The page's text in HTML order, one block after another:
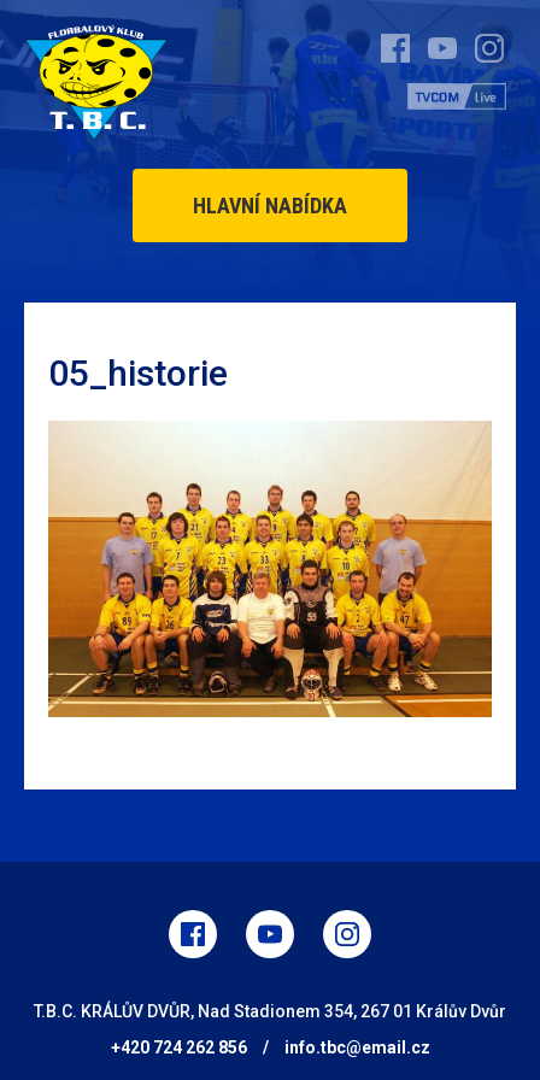
HLAVNÍ NABÍDKA
05_historie
T.B.C. KRÁLŮV DVŮR, Nad Stadionem 354, 267 01 Králův Dvůr
+420 724 262 856
/ info.tbc@email.cz